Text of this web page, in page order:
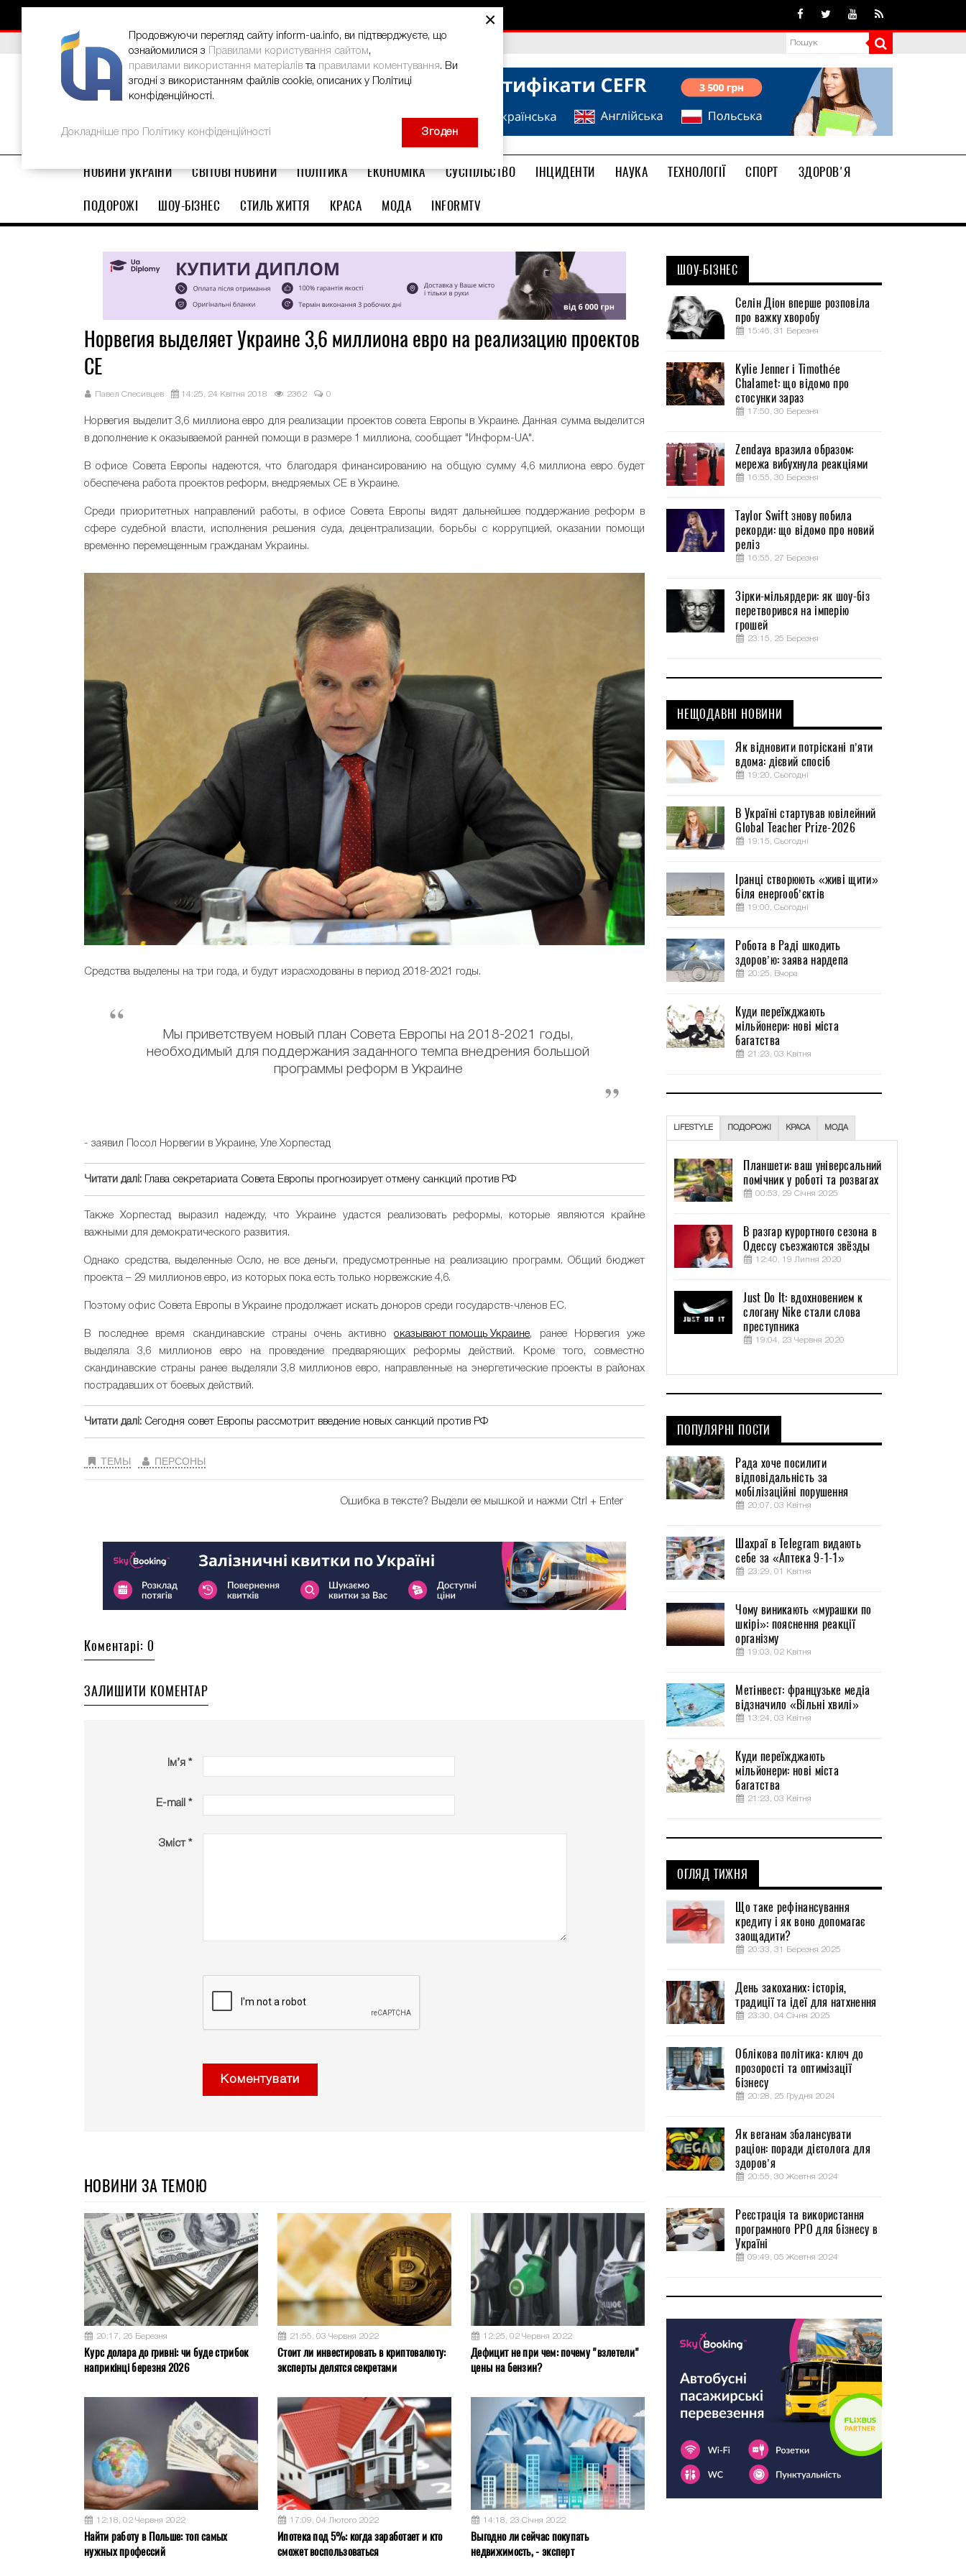
ВИБІР РЕДАКЦІЇ В Україні стартував ювілейний Global Teacher Prize-2026
НОВИНИ УКРАЇНИ СВІТОВІ НОВИНИ ПОЛІТИКА ЕКОНОМІКА СУСПІЛЬСТВО ІНЦИДЕНТИ НАУКА ТЕХНОЛОГІЇ СПОРТ
ЗДОРОВ'Я
ПОДОРОЖІ
ШОУ-БІЗНЕС СТИЛЬ ЖИТТЯ КРАСА МОДА INFORMTV
Норвегия выделяет Украине 3,6 миллиона евро на реализацию проектов
СЕ
Павел Спесивцев 14:25, 24 Квітня 2018 2362 0
Норвегия выделит 3,6 миллиона евро для реализации проектов совета Европы в Украине. Данная сумма выделится
в дополнение к оказываемой ранней помощи в размере 1 миллиона, сообщает "Информ-UA".
В офисе Совета Европы надеются, что благодаря финансированию на общую сумму 4,6 миллиона евро будет
обеспечена работа проектов реформ, внедряемых СЕ в Украине.
Среди приоритетных направлений работы, в офисе Совета Европы видят дальнейшее поддержание реформ в
сфере судебной власти, исполнения решения суда, децентрализации, борьбы с коррупцией, оказании помощи
временно перемещенным гражданам Украины.
Средства выделены на три года, и будут израсходованы в период 2018-2021 годы.
Мы приветствуем новый план Совета Европы на 2018-2021 годы,
необходимый для поддержания заданного темпа внедрения большой
программы реформ в Украине
- заявил Посол Норвегии в Украине, Уле Хорпестад
Читати далі: Глава секретариата Совета Европы прогнозирует отмену санкций против РФ
Также Хорпестад выразил надежду, что Украине удастся реализовать реформы, которые являются крайне
важными для демократического развития.
Однако средства, выделенные Осло, не все деньги, предусмотренные на реализацию программ. Общий бюджет
проекта – 29 миллионов евро, из которых пока есть только норвежские 4,6.
Поэтому офис Совета Европы в Украине продолжает искать доноров среди государств-членов ЕС.
В последнее время скандинавские страны очень активнооказывают помощь Украине, ранее Норвегия уже
выделяла 3,6 миллионов евро на проведение предваряющих реформы действий. Кроме того, совместно
скандинавские страны ранее выделяли 3,8 миллионов евро, направленные на энергетические проекты в районах
пострадавших от боевых действий.
Читати далі: Сегодня совет Европы рассмотрит введение новых санкций против РФ
ТЕМЫ ПЕРСОНЫ
Ошибка в тексте? Выдели ее мышкой и нажми Ctrl + Enter
Коментарі: 0
ЗАЛИШИТИ КОМЕНТАР
Ім’я *
E-mail *
Зміст *
Коментувати
НОВИНИ ЗА ТЕМОЮ
20:17, 26 Березня
Курс долара до гривні: чи буде стрибок
наприкінці березня 2026
21:55, 03 Червня 2022
Стоит ли инвестировать в криптовалюту:
эксперты делятся секретами
12:25, 02 Червня 2022
Дефицит не при чем: почему "взлетели"
цены на бензин?
12:18, 02 Червня 2022
Найти работу в Польше: топ самых
нужных профессий
17:09, 04 Лютого 2022
Ипотека под 5%: когда заработает и кто
сможет воспользоваться
14:18, 23 Січня 2022
Выгодно ли сейчас покупать
недвижимость, - эксперт
ШОУ-БІЗНЕС
Селін Діон вперше розповіла
про важку хворобу
15:46, 31 Березня
Kylie Jenner і Timothée
Chalamet: що відомо про
стосунки зараз
17:50, 30 Березня
Zendaya вразила образом:
мережа вибухнула реакціями
16:55, 30 Березня
Taylor Swift знову побила
рекорди: що відомо про новий
реліз
16:55, 27 Березня
Зірки-мільярдери: як шоу-біз
перетворився на імперію
грошей
23:15, 25 Березня
НЕЩОДАВНІ НОВИНИ
Як відновити потріскані п’яти
вдома: дієвий спосіб
19:20, Сьогодні
В Україні стартував ювілейний
Global Teacher Prize-2026
19:15, Сьогодні
Іранці створюють «живі щити»
біля енергооб’єктів
19:00, Сьогодні
Робота в Раді шкодить
здоров’ю: заява нардепа
20:25, Вчора
Куди переїжджають
мільйонери: нові міста
багатства
21:23, 03 Квітня
LIFESTYLE ПОДОРОЖІ КРАСА МОДА
Планшети: ваш універсальний
помічник у роботі та розвагах
00:53, 29 Січня 2025
В разгар курортного сезона в
Одессу съезжаются звёзды
12:40, 19 Липня 2020
Just Do It: вдохновением к
слогану Nike стали слова
преступника
19:04, 23 Червня 2020
ПОПУЛЯРНІ ПОСТИ
Рада хоче посилити
відповідальність за
мобілізаційні порушення
20:07, 03 Квітня
Шахраї в Telegram видають
себе за «Аптека 9-1-1»
23:29, 01 Квітня
Чому виникають «мурашки по
шкірі»: пояснення реакції
організму
19:03, 02 Квітня
Метінвест: французьке медіа
відзначило «Вільні хвилі»
13:24, 03 Квітня
Куди переїжджають
мільйонери: нові міста
багатства
21:23, 03 Квітня
ОГЛЯД ТИЖНЯ
Що таке рефінансування
кредиту і як воно допомагає
заощадити?
20:33, 31 Березня 2025
День закоханих: історія,
традиції та ідеї для натхнення
23:30, 04 Січня 2025
Облікова політика: ключ до
прозорості та оптимізації
бізнесу
20:28, 25 Грудня 2024
Як веганам збалансувати
раціон: поради дієтолога для
здоров’я
20:55, 30 Жовтня 2024
Реєстрація та використання
програмного РРО для бізнесу в
Україні
09:49, 05 Жовтня 2024
×
Продовжуючи перегляд сайту inform-ua.info, ви підтверджуєте, що
ознайомилися з
Правилами користування сайтом,
правилами використання матеріалів та правилами коментування. Ви
згодні з використанням файлів cookie, описаних у Політиці
конфіденційності.
Докладніше про Політику конфіденційності Згоден